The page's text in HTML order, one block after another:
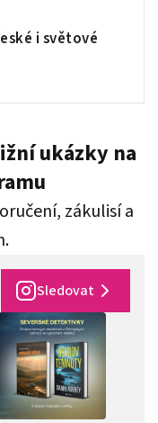
i světové
ukázky na
zákulisí a
Sledovat